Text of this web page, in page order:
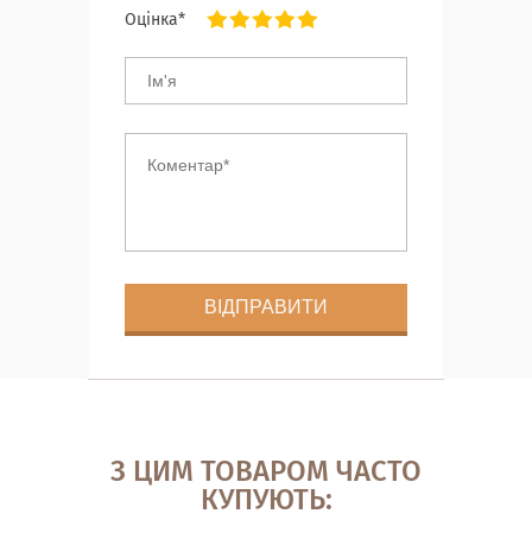
Оцінка*
З ЦИМ ТОВАРОМ ЧАСТО
КУПУЮТЬ: